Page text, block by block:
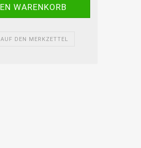
AUF DEN MERKZETTEL